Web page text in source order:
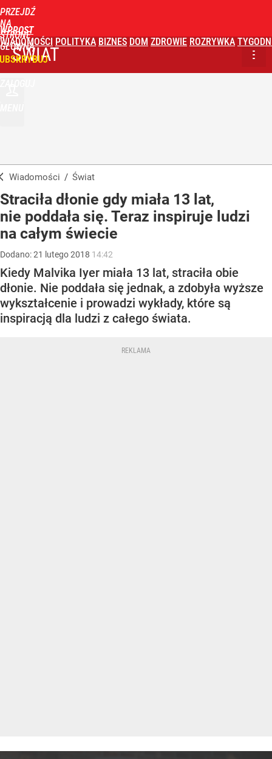
PRZEJDŹ
NA
STRONĘ
GŁÓWNĄ
WPROST
WIADOMOŚCI POLITYKA BIZNES DOM ZDROWIE ROZRYWKA
ŚWIAT
Wiadomości / Świat
Straciła dłonie gdy miała 13 lat,
nie poddała się. Teraz inspiruje ludzi
na całym świecie
Dodano:21 lutego2018 14:42
Kiedy Malvika Iyer miała 13 lat, straciła obie
dłonie. Nie poddała się jednak, a zdobyła wyższe
wykształcenie i prowadzi wykłady, które są
inspiracją dla ludzi z całego świata.